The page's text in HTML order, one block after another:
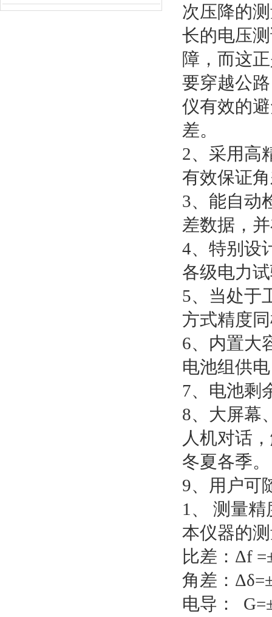
次压降的
长的电压
障，而这
要穿越公
仪有效的
差。
2、采用高
有效保证
3、能自动
差数据，
4、特别设
各级电力
5、当处于
方式精度
6、内置大
电池组供
7、电池剩
8、大屏幕
人机对话
冬夏各季。
9、用户可
1、 测量精
本仪器的
比差：Δf
角差：
电导：